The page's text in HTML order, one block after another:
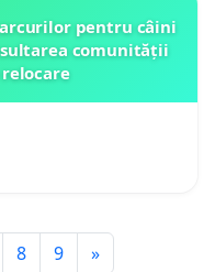
pentru câini
comunității
8 9 »